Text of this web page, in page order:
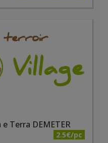
Terra DEMETER
2.5€/pc